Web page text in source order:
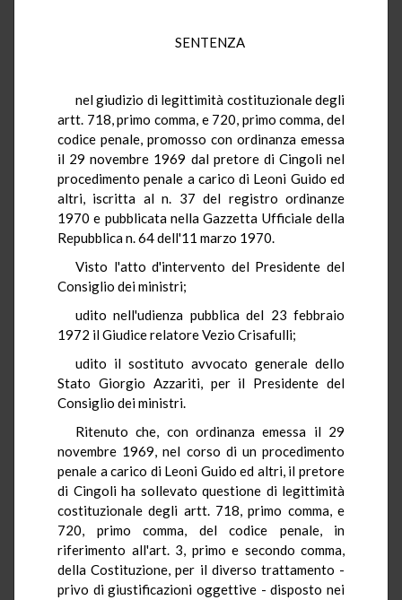
SENTENZA
nel giudizio di legittimità costituzionale degli
artt. 718, primo comma, e 720, primo comma, del
codice penale, promosso con ordinanza emessa
il 29 novembre 1969 dal pretore di Cingoli nel
procedimento penale a carico di Leoni Guido ed
altri, iscritta al n. 37 del registro ordinanze
1970 e pubblicata nella Gazzetta Ufficiale della
Repubblica n. 64 dell'11 marzo 1970.
Visto l'atto d'intervento del Presidente del
Consiglio dei ministri;
udito nell'udienza pubblica del 23 febbraio
1972 il Giudice relatore Vezio Crisafulli;
udito il sostituto avvocato generale dello
Stato Giorgio Azzariti, per il Presidente del
Consiglio dei ministri.
Ritenuto che, con ordinanza emessa il 29
novembre 1969, nel corso di un procedimento
penale a carico di Leoni Guido ed altri, il pretore
di Cingoli ha sollevato questione di legittimità
costituzionale degli artt. 718, primo comma, e
720, primo comma, del codice penale, in
riferimento all'art. 3, primo e secondo comma,
della Costituzione, per il diverso trattamento -
privo di giustificazioni oggettive - disposto nei